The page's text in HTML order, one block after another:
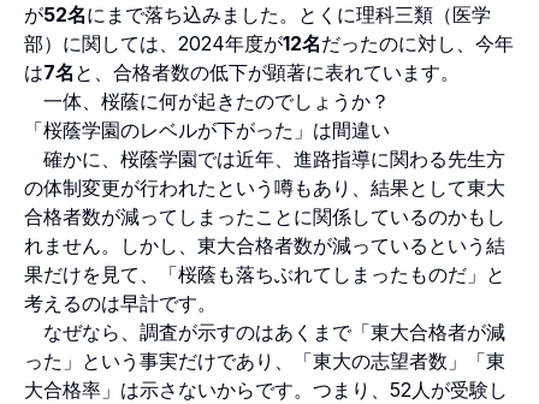
が52名にまで落ち込みました。とくに理科三類（医学
部）に関しては、2024年度が12名だったのに対し、今年
は7名 と、合格者数の低下が顕著に表れています。
一体、桜蔭に何が起きたのでしょうか？
「桜蔭学園のレベルが下がった」は間違い
確かに、桜蔭学園では近年、進路指導に関わる先生方
の体制変更が行われたという噂もあり、結果として東大
合格者数が減ってしまったことに関係しているのかもし
れません。しかし、東大合格者数が減っているという結
果だけを見て、「桜蔭も落ちぶれてしまったものだ」と
考えるのは早計です。
なぜなら、調査が示すのはあくまで「東大合格者が減
った」という事実だけであり、「東大の志望者数」「東
大合格率」は示さないからです。つまり、52人が受験し